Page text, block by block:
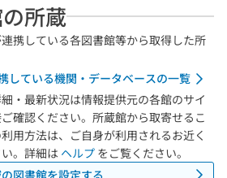
所蔵
携している各図書館等から取得した所
している機関・データベースの一覧
・最新状況は情報提供元の各館のサイ
確認ください。所蔵館から取寄せるこ
用方法は、ご自身が利用されるお近く
。詳細は ヘルプ をご覧ください。
図書館を設定する